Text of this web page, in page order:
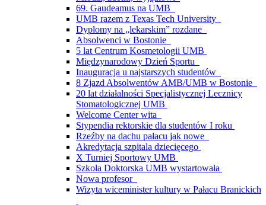
69. Gaudeamus na UMB
UMB razem z Texas Tech University
Dyplomy na „lekarskim” rozdane
Absolwenci w Bostonie
5 lat Centrum Kosmetologii UMB
Międzynarodowy Dzień Sportu
Inauguracja u najstarszych studentów
8 Zjazd Absolwentów AMB/UMB w Bostonie
20 lat działalności Specjalistycznej Lecznicy
Stomatologicznej UMB
Welcome Center wita
Stypendia rektorskie dla studentów I roku
Rzeźby na dachu pałacu jak nowe
Akredytacja szpitala dziecięcego
X Turniej Sportowy UMB
Szkoła Doktorska UMB wystartowała
Nowa profesor
Wizyta wiceminister kultury w Pałacu Branickich